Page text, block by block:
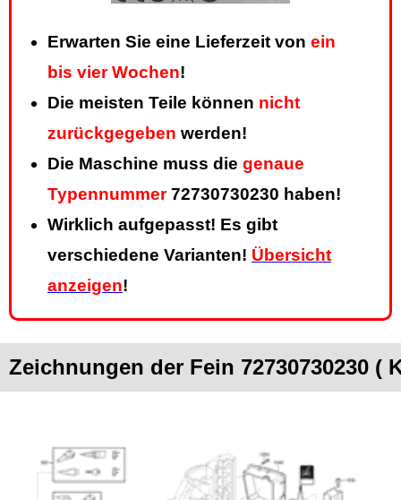
Erwarten Sie eine Lieferzeit von ein
bis vier Wochen!
Die meisten Teile können nicht
zurückgegeben werden!
Die Maschine muss die genaue
Typennummer72730730230 haben!
Wirklich aufgepasst! Es gibt
verschiedene Varianten! Übersicht
anzeigen!
Zeichnungen der Fein 72730730230 (